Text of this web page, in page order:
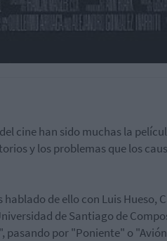
cine han sido muchas la
y los problemas que los
hablado de ello con Luis Hueso,
de Santiago de
pasando por "Poniente" o